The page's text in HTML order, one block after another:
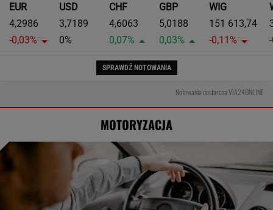
EUR
4,2986
-0,03%
USD
3,7189
0%
CHF
4,6063
0,07%
GBP
5,0188
0,03%
WIG
151 613,74
-0,11%
SPRAWDŹ NOTOWANIA
Notowania dostarcza VIA24ONLINE
MOTORYZACJA